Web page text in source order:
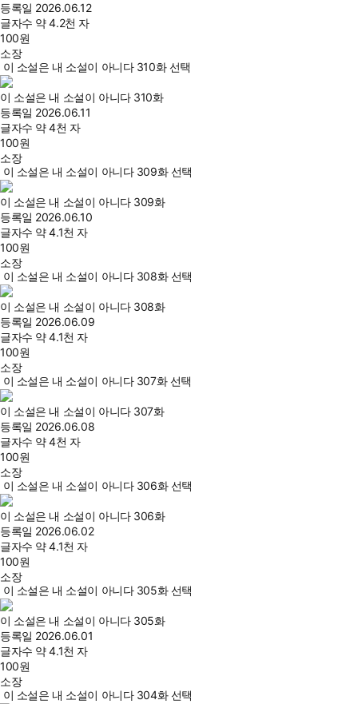
등록일 2026.06.12
글자수 약 4.2천 자
100원
소장
이 소설은 내 소설이 아니다 310화 선택
이 소설은 내 소설이 아니다 310화
등록일 2026.06.11
글자수 약 4천 자
100원
소장
이 소설은 내 소설이 아니다 309화 선택
이 소설은 내 소설이 아니다 309화
등록일 2026.06.10
글자수 약 4.1천 자
100원
소장
이 소설은 내 소설이 아니다 308화 선택
이 소설은 내 소설이 아니다 308화
등록일 2026.06.09
글자수 약 4.1천 자
100원
소장
이 소설은 내 소설이 아니다 307화 선택
이 소설은 내 소설이 아니다 307화
등록일 2026.06.08
글자수 약 4천 자
100원
소장
이 소설은 내 소설이 아니다 306화 선택
이 소설은 내 소설이 아니다 306화
등록일 2026.06.02
글자수 약 4.1천 자
100원
소장
이 소설은 내 소설이 아니다 305화 선택
이 소설은 내 소설이 아니다 305화
등록일 2026.06.01
글자수 약 4.1천 자
100원
소장
이 소설은 내 소설이 아니다 304화 선택